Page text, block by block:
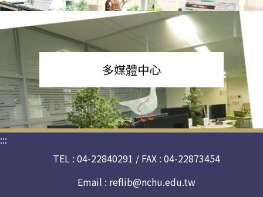
多媒體中心
:::
TEL : 04-22840291 / FAX : 04-22873454
Email : reflib@nchu.edu.tw